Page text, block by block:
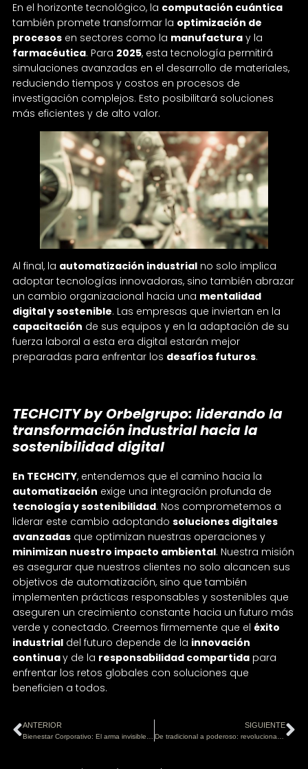
En el horizonte tecnológico, la computación cuántica
también promete transformar la optimización de
procesos en sectores como la manufactura y la
farmacéutica. Para 2025, esta tecnología permitirá
simulaciones avanzadas en el desarrollo de materiales,
reduciendo tiempos y costos en procesos de
investigación complejos. Esto posibilitará soluciones
más eficientes y de alto valor.
Al final, la automatización industrial no solo implica
adoptar tecnologías innovadoras, sino también abrazar
un cambio organizacional hacia una mentalidad
digital y sostenible. Las empresas que inviertan en la
capacitación de sus equipos y en la adaptación de su
fuerza laboral a esta era digital estarán mejor
preparadas para enfrentar los desafíos futuros.
TECHCITY by Orbelgrupo: liderando la
transformación industrial hacia la
sostenibilidad digital
En TECHCITY, entendemos que el camino hacia la
automatización exige una integración profunda de
tecnología y sostenibilidad. Nos comprometemos a
liderar este cambio adoptando soluciones digitales
avanzadas que optimizan nuestras operaciones y
minimizan nuestro impacto ambiental. Nuestra misión
es asegurar que nuestros clientes no solo alcancen sus
objetivos de automatización, sino que también
implementen prácticas responsables y sostenibles que
aseguren un crecimiento constante hacia un futuro más
verde y conectado. Creemos firmemente que el éxito
industrial del futuro depende de la innovación
continuay de la responsabilidad compartida para
enfrentar los retos globales con soluciones que
beneficien a todos.
ANTERIOR
Bienestar Corporativo: El arma invisible que dispara la productividad de tu empresa
SIGUIENTE
De tradicional a poderoso: revoluciona el Marketing de tu PYME con Inteligencia Artificial.